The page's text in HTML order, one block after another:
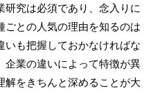
究は必須であり、念入りに
ごとの人気の理由を知るのは
いも把握しておかなければな
企業の違いによって特徴が異
解をきちんと深めることが大